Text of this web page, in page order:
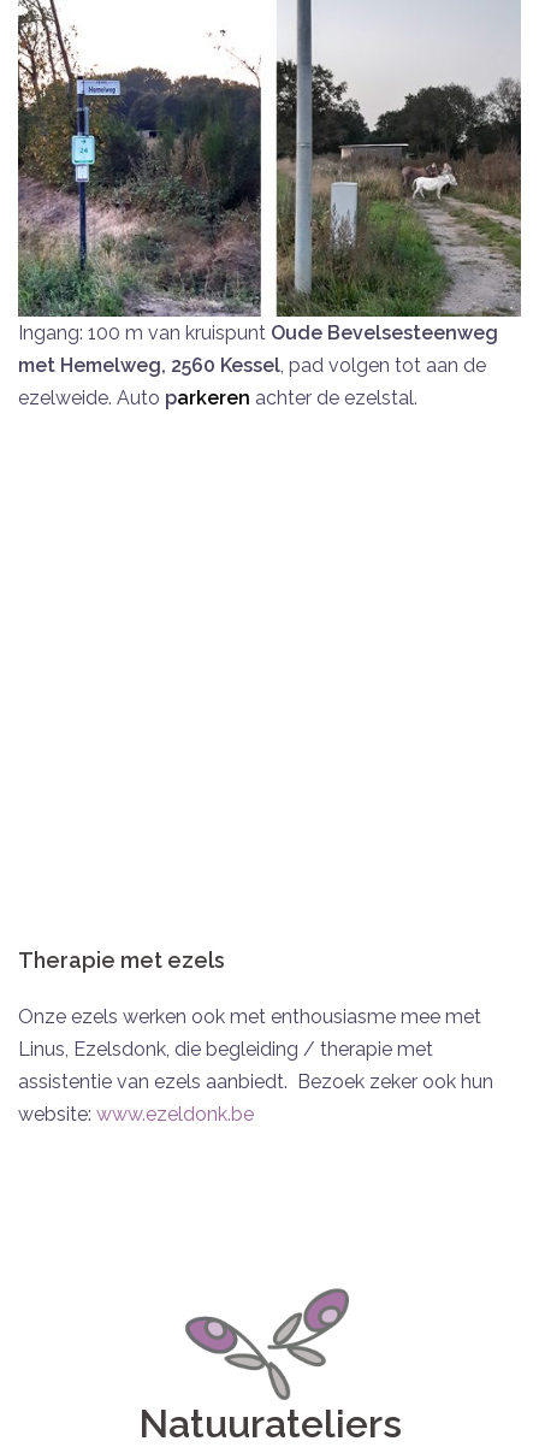
Ingang: 100 m van kruispunt Oude Bevelsesteenweg
met Hemelweg, 2560 Kessel, pad volgen tot aan de
ezelweide. Auto parkeren achter de ezelstal.
Therapie met ezels
Onze ezels werken ook met enthousiasme mee met
Linus, Ezelsdonk, die begleiding / therapie met
assistentie van ezels aanbiedt. Bezoek zeker ook hun
website: www.ezeldonk.be
Natuurateliers